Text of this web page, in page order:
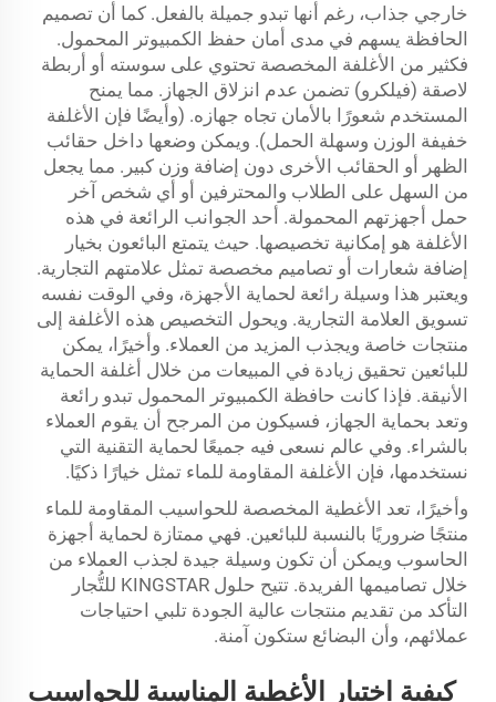
خارجي جذاب، رغم أنها تبدو جميلة بالفعل. كما أن تصميم
الحافظة يسهم في مدى أمان حفظ الكمبيوتر المحمول.
فكثير من الأغلفة المخصصة تحتوي على سوسته أو أربطة
لاصقة (فيلكرو) تضمن عدم انزلاق الجهاز. مما يمنح
المستخدم شعورًا بالأمان تجاه جهازه. (وأيضًا فإن الأغلفة
خفيفة الوزن وسهلة الحمل). ويمكن وضعها داخل حقائب
الظهر أو الحقائب الأخرى دون إضافة وزن كبير. مما يجعل
من السهل على الطلاب والمحترفين أو أي شخص آخر
حمل أجهزتهم المحمولة. أحد الجوانب الرائعة في هذه
الأغلفة هو إمكانية تخصيصها. حيث يتمتع البائعون بخيار
إضافة شعارات أو تصاميم مخصصة تمثل علامتهم التجارية.
ويعتبر هذا وسيلة رائعة لحماية الأجهزة، وفي الوقت نفسه
تسويق العلامة التجارية. ويحول التخصيص هذه الأغلفة إلى
منتجات خاصة ويجذب المزيد من العملاء. وأخيرًا، يمكن
للبائعين تحقيق زيادة في المبيعات من خلال أغلفة الحماية
الأنيقة. فإذا كانت حافظة الكمبيوتر المحمول تبدو رائعة
وتعد بحماية الجهاز، فسيكون من المرجح أن يقوم العملاء
بالشراء. وفي عالم نسعى فيه جميعًا لحماية التقنية التي
نستخدمها، فإن الأغلفة المقاومة للماء تمثل خيارًا ذكيًا.
وأخيرًا، تعد الأغطية المخصصة للحواسيب المقاومة للماء
منتجًا ضروريًا بالنسبة للبائعين. فهي ممتازة لحماية أجهزة
الحاسوب ويمكن أن تكون وسيلة جيدة لجذب العملاء من
خلال تصاميمها الفريدة. تتيح حلول KINGSTAR للتُّجار
التأكد من تقديم منتجات عالية الجودة تلبي احتياجات
عملائهم، وأن البضائع ستكون آمنة.
كيفية اختيار الأغطية المناسبة للحواسيب